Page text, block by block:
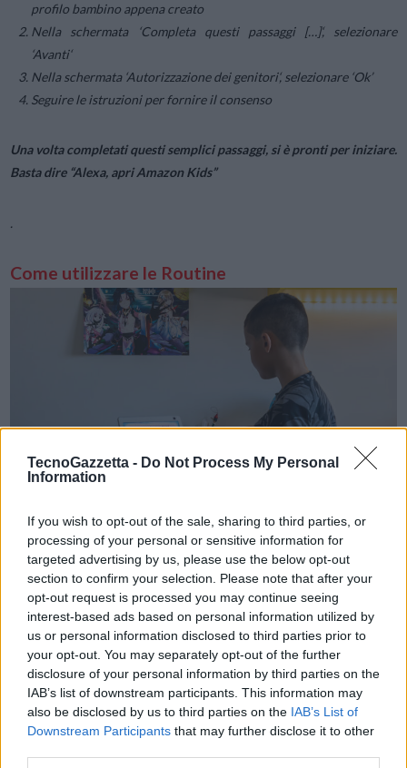
TecnoGazzetta - Do Not Process My Personal
Information
If you wish to opt-out of the sale, sharing to third parties, or
processing of your personal or sensitive information for
targeted advertising by us, please use the below opt-out
section to confirm your selection. Please note that after your
opt-out request is processed you may continue seeing
interest-based ads based on personal information utilized by
us or personal information disclosed to third parties prior to
your opt-out. You may separately opt-out of the further
disclosure of your personal information by third parties on the
IAB’s list of downstream participants. This information may
also be disclosed by us to third parties on the IAB’s List of
Downstream Participants that may further disclose it to other
profilo bambino appena creato
Nella schermata ‘Completa questi passaggi[…]‘, selezionare
‘Avanti‘
Nella schermata ‘Autorizzazione dei genitori‘, selezionare ‘Ok’
Seguire le istruzioni per fornire il consenso
Una volta completati questi semplici passaggi, si è pronti per iniziare.
Basta dire “Alexa, apri Amazon Kids”
.
Come utilizzare le Routine
Aprire l’App Alexa.
Cliccare su Altro, selezionare Routine e toccare l’icona (+).
Dopo aver inserito le impostazioni, cliccare su ‘Attiva’: la Routine
è subito pronta all’uso.
A partire dalbuongiorno, i genitori potranno chiedere ad Alexa di
svegliare i propri bambini ogni mattina con una filastrocca o con la